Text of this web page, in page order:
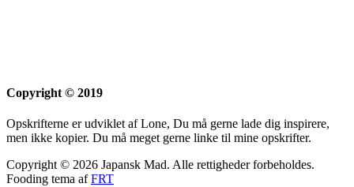
Copyright © 2019
Opskrifterne er udviklet af Lone, Du må gerne lade dig inspirere,
men ikke kopier. Du må meget gerne linke til mine opskrifter.
Copyright © 2026 Japansk Mad. Alle rettigheder forbeholdes.
Fooding tema afFRT